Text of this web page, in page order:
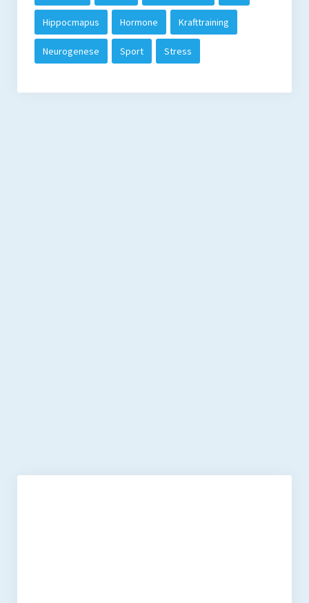
Hippocmapus Hormone Krafttraining
Neurogenese Sport Stress